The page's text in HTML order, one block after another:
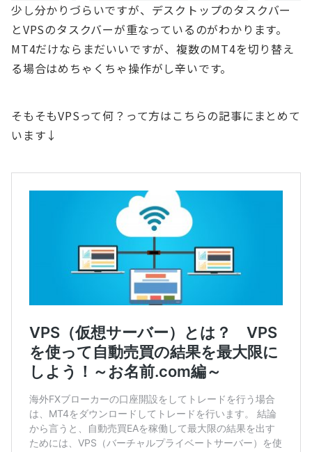
少し分かりづらいですが、デスクトップのタスクバー
とVPSのタスクバーが重なっているのがわかります。
MT4だけならまだいいですが、複数のMT4を切り替え
る場合はめちゃくちゃ操作がし辛いです。
そもそもVPSって何？って方はこちらの記事にまとめて
います↓